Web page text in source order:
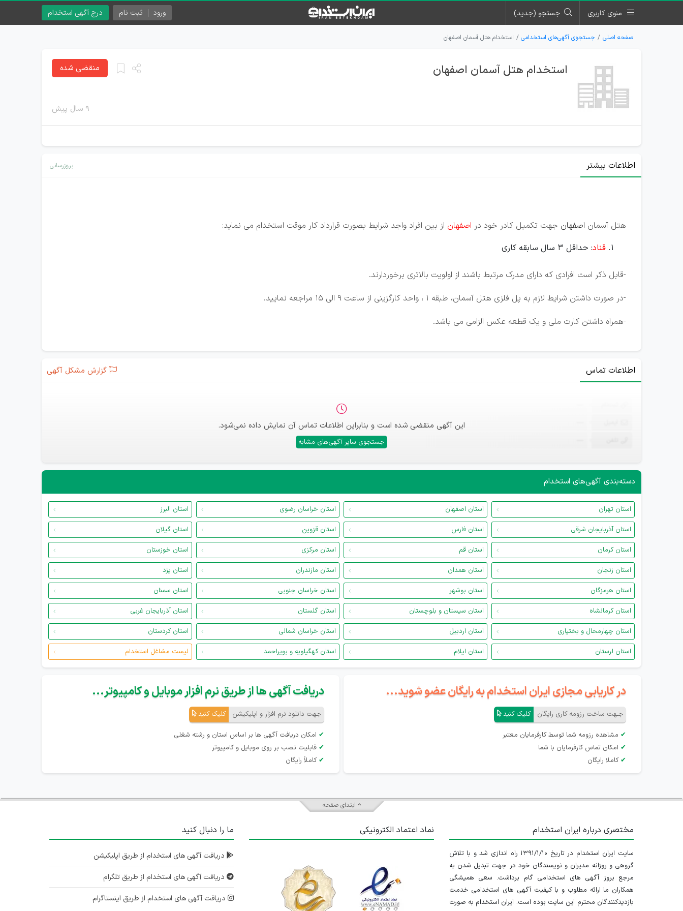
منوی کاربری جستجو (جدید) درج آگهی استخدام ورود ثبت نام
صفحه اصلی جستجوی آگهی‌های استخدامی استخدام هتل آسمان اصفهان
استخدام هتل آسمان اصفهان
۹ سال پیش
منقضی شده
اطلاعات بیشتر بروزرسانی
هتل آسمان اصفهان جهت تکمیل کادر خود در اصفهان از بین افراد واجد شرایط بصورت قرارداد کار موقت استخدام می نماید:
قناد: حداقل 3 سال سابقه کاری
-قابل ذکر است افرادی که دارای مدرک مرتبط باشند از اولویت بالاتری برخوردارند.
-در صورت داشتن شرایط لازم به پل فلزی هتل آسمان، طبقه ۱ ، واحد کارگزینی از ساعت ۹ الی ۱۵ مراجعه نمایید.
-همراه داشتن کارت ملی و یک قطعه عکس الزامی می باشد.
اطلاعات تماس گزارش مشکل آگهی
این آگهی منقضی شده است و بنابراین اطلاعات تماس آن نمایش داده نمی‌شود.
جستجوی سایر آگهی‌های مشابه
دسته‌بندی آگهی‌های استخدام
استان تهران استان اصفهان استان خراسان رضوی
استان البرز
استان آذربایجان شرقی
استان فارس استان قزوین
استان گیلان
استان کرمان
استان قم استان مرکزی
استان خوزستان
استان زنجان
استان همدان استان مازندران
استان یزد
استان هرمزگان
استان بوشهر استان خراسان جنوبی
استان سمنان
استان کرمانشاه
استان سیستان و بلوچستان استان گلستان
استان آذربایجان غربی
استان چهارمحال و بختیاری
استان اردبیل استان خراسان شمالی
استان کردستان
استان لرستان
استان ایلام استان کهگیلویه و بویراحمد لیست مشاغل استخدام
در کاریابی مجازی ایران استخدام به رایگان عضو شوید...
جـهت ساخت رزومه کاری رایگان کلیک کنید
✔ مشاهده رزومه شما توسط کارفرمایان معتبر
✔ امکان تماس کارفرمایان با شما
✔ کاملا رایگان
دریافت آگهی ها از طریق نرم افزار موبایل و کامپیوتر...
جهت دانلود نرم افزار و اپلیکیشن کلیک کنید
✔ امکان دریافت آگهی ها بر اساس استان و رشته شغلی
✔ قابلیت نصب بر روی موبایل و کامپیوتر
✔ کاملاً رایگان
ابتدای صفحه
مختصری درباره ایران استخدام
سایت ایران استخدام در تاریخ ۱۳۹۱/۱/۱۰ راه اندازی شد و با تلاش
گروهی و روزانه مدیران و نویسندگان خود در جهت تبدیل شدن به
مرجع بروز آگهی های استخدامی گام برداشت. سعی همیشگی
همکاران ما ارائه مطلوب و با کیفیت آگهی های استخدامی خدمت
بازدیدکنندگان محترم این سایت بوده است. ایران استخدام به صورت
نماد اعتماد الکترونیکی ما را دنبال کنید
دریافت آگهی های استخدام از طریق اپلیکیشن
دریافت آگهی های استخدام از طریق تلگرام
دریافت آگهی های استخدام از طریق اینستاگرام